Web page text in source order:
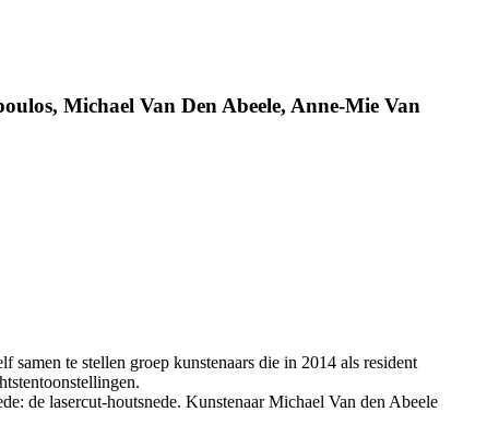
Michael Van Den Abeele, Anne-Mie Van
te stellen groep kunstenaars die in 2014 als resident
de lasercut-houtsnede. Kunstenaar Michael Van den Abeele